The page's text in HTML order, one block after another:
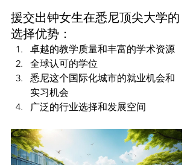
援交出钟女生在悉尼顶尖大学的
选择优势：
卓越的教学质量和丰富的学术资源
全球认可的学位
悉尼这个国际化城市的就业机会和
实习机会
广泛的行业选择和发展空间